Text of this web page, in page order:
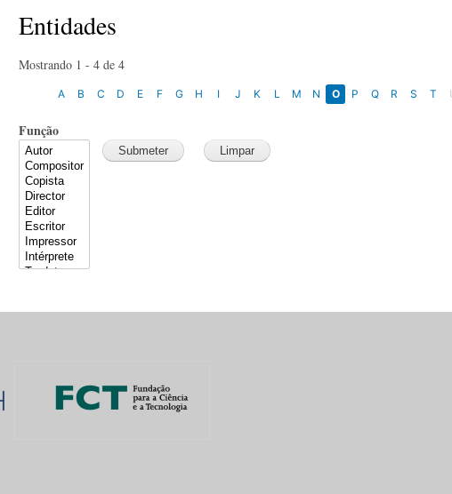
Entidades
Mostrando 1 - 4 de 4
A B C D E F G H I J K L M N O P Q R S T
Função